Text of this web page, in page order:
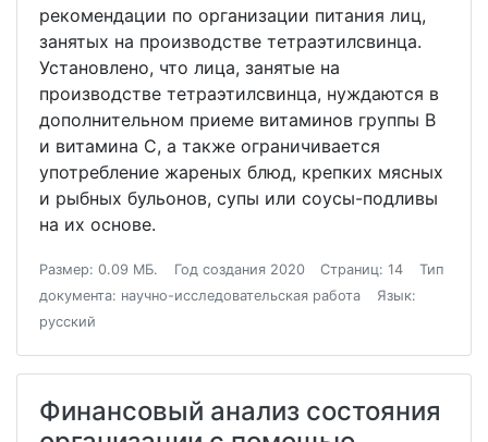
рекомендации по организации питания лиц,
занятых на производстве тетраэтилсвинца.
Установлено, что лица, занятые на
производстве тетраэтилсвинца, нуждаются в
дополнительном приеме витаминов группы B
и витамина С, а также ограничивается
употребление жареных блюд, крепких мясных
и рыбных бульонов, супы или соусы-подливы
на их основе.
Размер: 0.09 МБ. Год создания 2020 Страниц: 14
Тип
документа: научно-исследовательская работа
Язык:
русский
Финансовый анализ состояния